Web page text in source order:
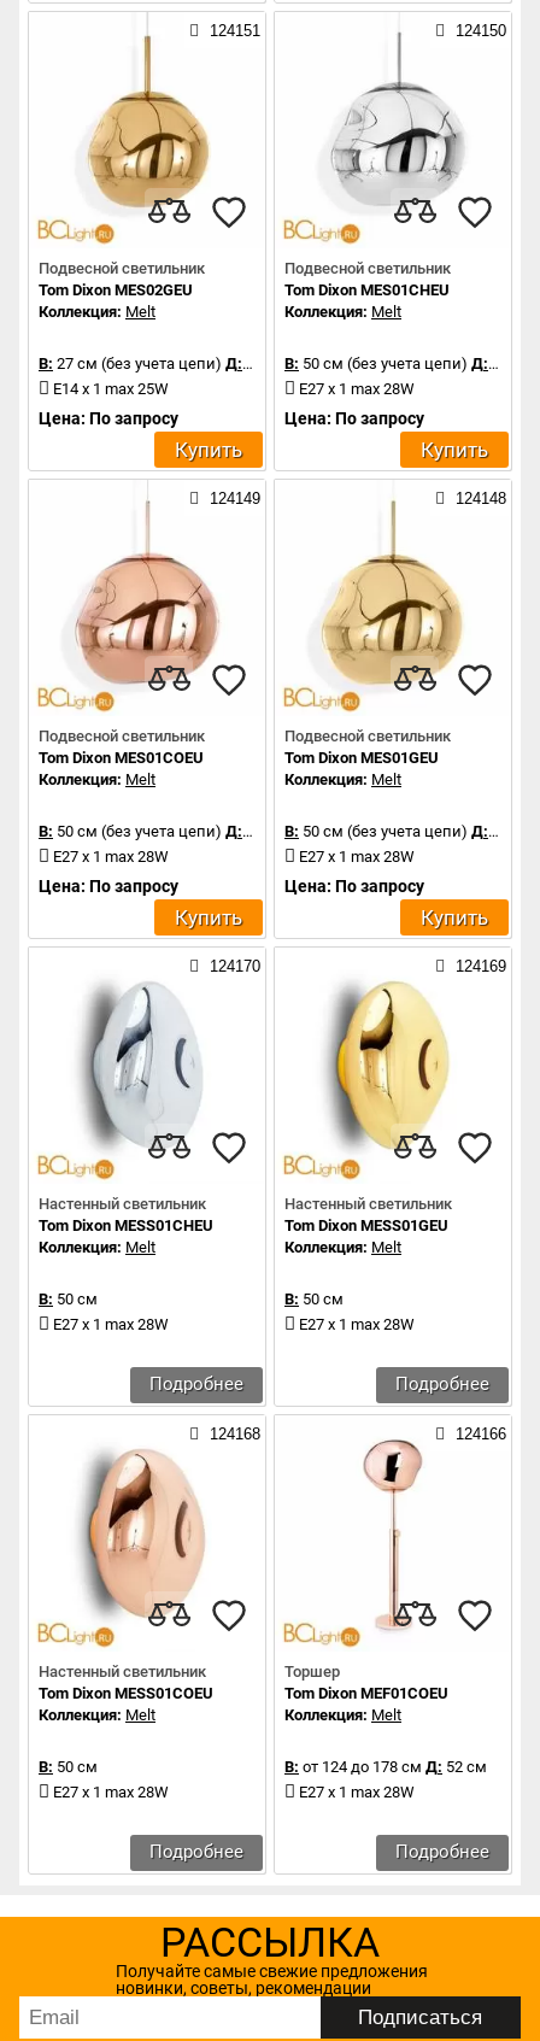
124151
Подвесной светильник
Tom Dixon MES02GEU
Коллекция: Melt
В: 27 см (без учета цепи) Д:28 см
E14 x 1 max 25W
Цена: По запросу
Купить
124150
Подвесной светильник
Tom Dixon MES01CHEU
Коллекция: Melt
В: 50 см (без учета цепи) Д:50 см
E27 x 1 max 28W
Цена: По запросу
Купить
124149
Подвесной светильник
Tom Dixon MES01COEU
Коллекция: Melt
В: 50 см (без учета цепи) Д:50 см
E27 x 1 max 28W
Цена: По запросу
Купить
124148
Подвесной светильник
Tom Dixon MES01GEU
Коллекция: Melt
В: 50 см (без учета цепи) Д:50 см
E27 x 1 max 28W
Цена: По запросу
Купить
124170
Настенный светильник
Tom Dixon MESS01CHEU
Коллекция: Melt
В: 50 см
E27 x 1 max 28W
Подробнее
124169
Настенный светильник
Tom Dixon MESS01GEU
Коллекция: Melt
В: 50 см
E27 x 1 max 28W
Подробнее
124168
Настенный светильник
Tom Dixon MESS01COEU
Коллекция: Melt
В: 50 см
E27 x 1 max 28W
Подробнее
124166
Торшер
Tom Dixon MEF01COEU
Коллекция: Melt
В: от 124 до 178 см Д: 52 см
E27 x 1 max 28W
Подробнее
РАССЫЛКА
Получайте самые свежие предложения
новинки, советы, рекомендации